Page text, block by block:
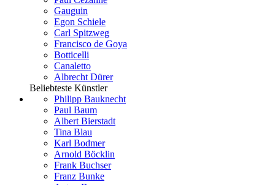
Gauguin
Egon Schiele
Carl Spitzweg
Francisco de Goya
Botticelli
Canaletto
Albrecht Dürer
Beliebteste Künstler
Philipp Bauknecht
Paul Baum
Albert Bierstadt
Tina Blau
Karl Bodmer
Arnold Böcklin
Frank Buchser
Franz Bunke